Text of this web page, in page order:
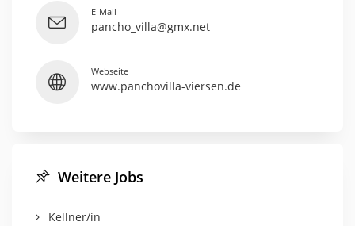
E-Mail
pancho_villa@gmx.net
Webseite
www.panchovilla-viersen.de
Weitere Jobs
Kellner/in